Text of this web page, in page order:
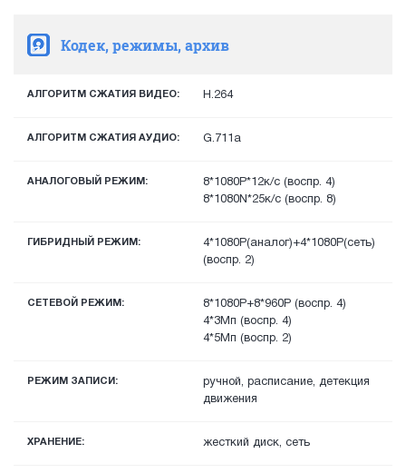
Кодек, режимы, архив
АЛГОРИТМ СЖАТИЯ ВИДЕО: H.264
АЛГОРИТМ СЖАТИЯ АУДИО: G.711a
АНАЛОГОВЫЙ РЕЖИМ:
8*1080P*12к/c (воспр. 4)
8*1080N*25к/c (воспр. 8)
ГИБРИДНЫЙ РЕЖИМ:
4*1080P(аналог)+4*1080P(сеть)
(воспр. 2)
СЕТЕВОЙ РЕЖИМ:
8*1080P+8*960P (воспр. 4)
4*3Mп (воспр. 4)
4*5Mп (воспр. 2)
РЕЖИМ ЗАПИСИ:
ручной, расписание, детекция
движения
ХРАНЕНИЕ: жесткий диск, сеть